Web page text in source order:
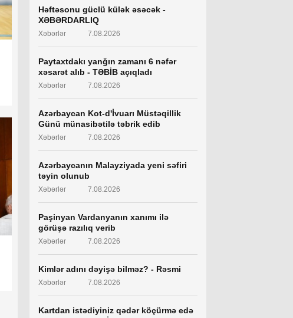
Həftəsonu güclü külək əsəcək -
XƏBƏRDARLIQ
Xəbərlər 7.08.2026
Paytaxtdakı yanğın zamanı 6 nəfər
xəsarət alıb - TƏBİB açıqladı
Xəbərlər 7.08.2026
Azərbaycan Kot-d'İvuarı Müstəqillik
Günü münasibətilə təbrik edib
Xəbərlər 7.08.2026
Azərbaycanın Malayziyada yeni səfiri
təyin olunub
Xəbərlər 7.08.2026
Paşinyan Vardanyanın xanımı ilə
görüşə razılıq verib
Xəbərlər 7.08.2026
Kimlər adını dəyişə bilməz? - Rəsmi
Xəbərlər 7.08.2026
Kartdan istədiyiniz qədər köçürmə edə